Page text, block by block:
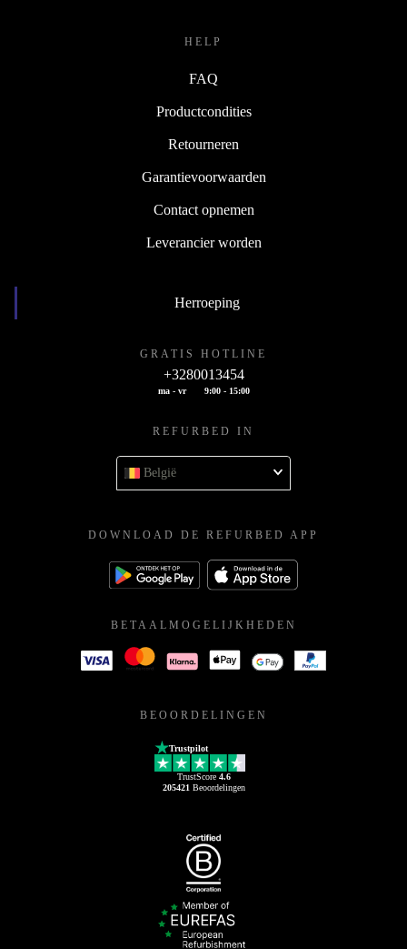
HELP
FAQ
Productcondities
Retourneren
Garantievoorwaarden
Contact opnemen
Leverancier worden
Herroeping
GRATIS HOTLINE
+3280013454
ma - vr 9:00 - 15:00
REFURBED IN
België
DOWNLOAD DE REFURBED APP
BETAALMOGELIJKHEDEN
BEOORDELINGEN
Trustpilot
TrustScore 4.6
205421 Beoordelingen